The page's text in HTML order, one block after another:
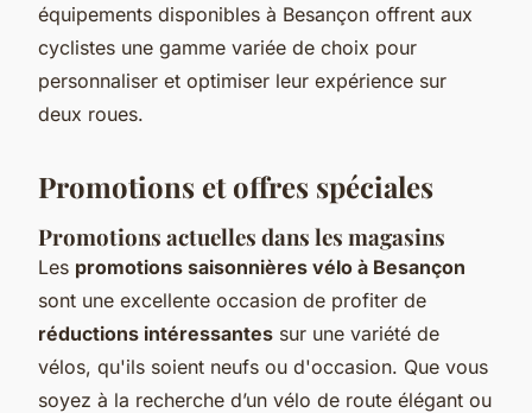
équipements disponibles à Besançon offrent aux
cyclistes une gamme variée de choix pour
personnaliser et optimiser leur expérience sur
deux roues.
Promotions et offres spéciales
Promotions actuelles dans les magasins
Les promotions saisonnières vélo à Besançon
sont une excellente occasion de profiter de
réductions intéressantes sur une variété de
vélos, qu'ils soient neufs ou d'occasion. Que vous
soyez à la recherche d’un vélo de route élégant ou